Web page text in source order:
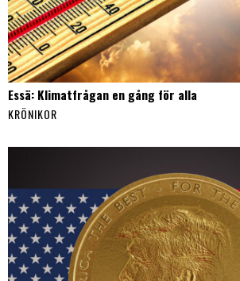
Essä: Klimatfrågan en gång för alla
KRÖNIKOR